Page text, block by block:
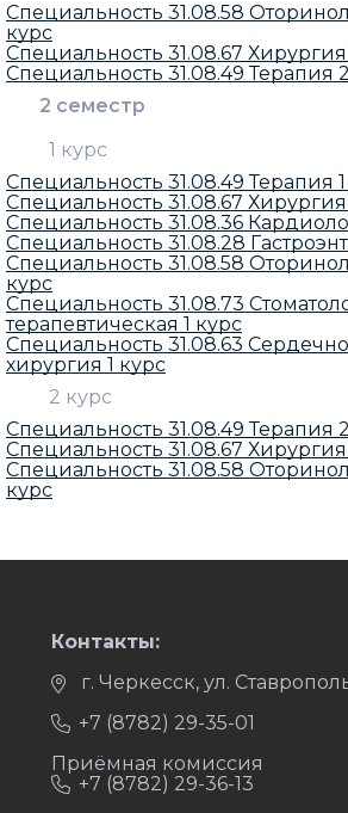
Специальность 31.08.58
курс
Специальность 31.08.67
Специальность 31.08.49 Терапия
2 семестр
1 курс
Специальность 31.08.49 Терапия
Специальность 31.08.67 Хирургия
Специальность 31.08.36
Специальность 31.08.28
Специальность 31.08.58
курс
Специальность 31.08.73
терапевтическая 1 курс
Специальность 31.08.63
хирургия 1 курс
2 курс
Специальность 31.08.49 Терапия
Специальность 31.08.67
Специальность 31.08.58
курс
Контакты:
г. Черкесск, ул.
+7 (8782) 29-35-01
Приёмная комиссия
+7 (8782) 29-36-13